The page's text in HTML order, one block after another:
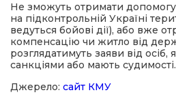
Не зможуть отримати допомогу
на підконтрольній Україні
ведуться бойові дії), або вже
компенсацію чи житло від
розглядатимуть заяви від осіб,
санкціями або мають судимості.
Джерело: сайт КМУ